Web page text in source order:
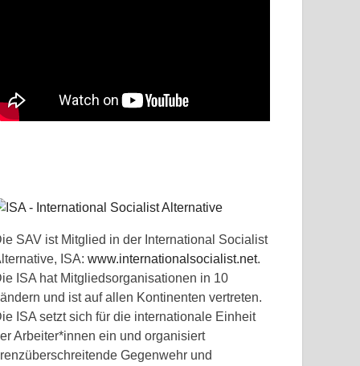
SAV ist Mitglied in der International Socialist
ISA:www.internationalsocialist.net.
ISA hat Mitgliedsorganisationen in 10
und ist auf allen Kontinenten vertreten.
ISA setzt sich für die internationale Einheit
Arbeiter*innen ein und organisiert
Gegenwehr und